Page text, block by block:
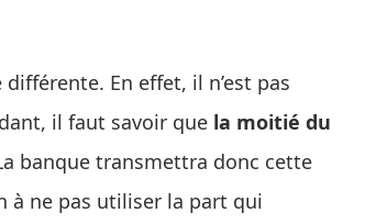
En effet, il n’est pas
il faut savoir que la moitié du
banque transmettra donc cette
ne pas utiliser la part qui